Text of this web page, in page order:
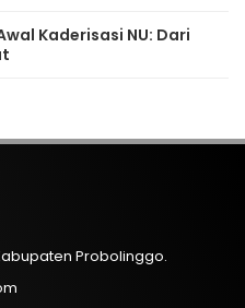
Kaderisasi NU: Dari
Probolinggo.